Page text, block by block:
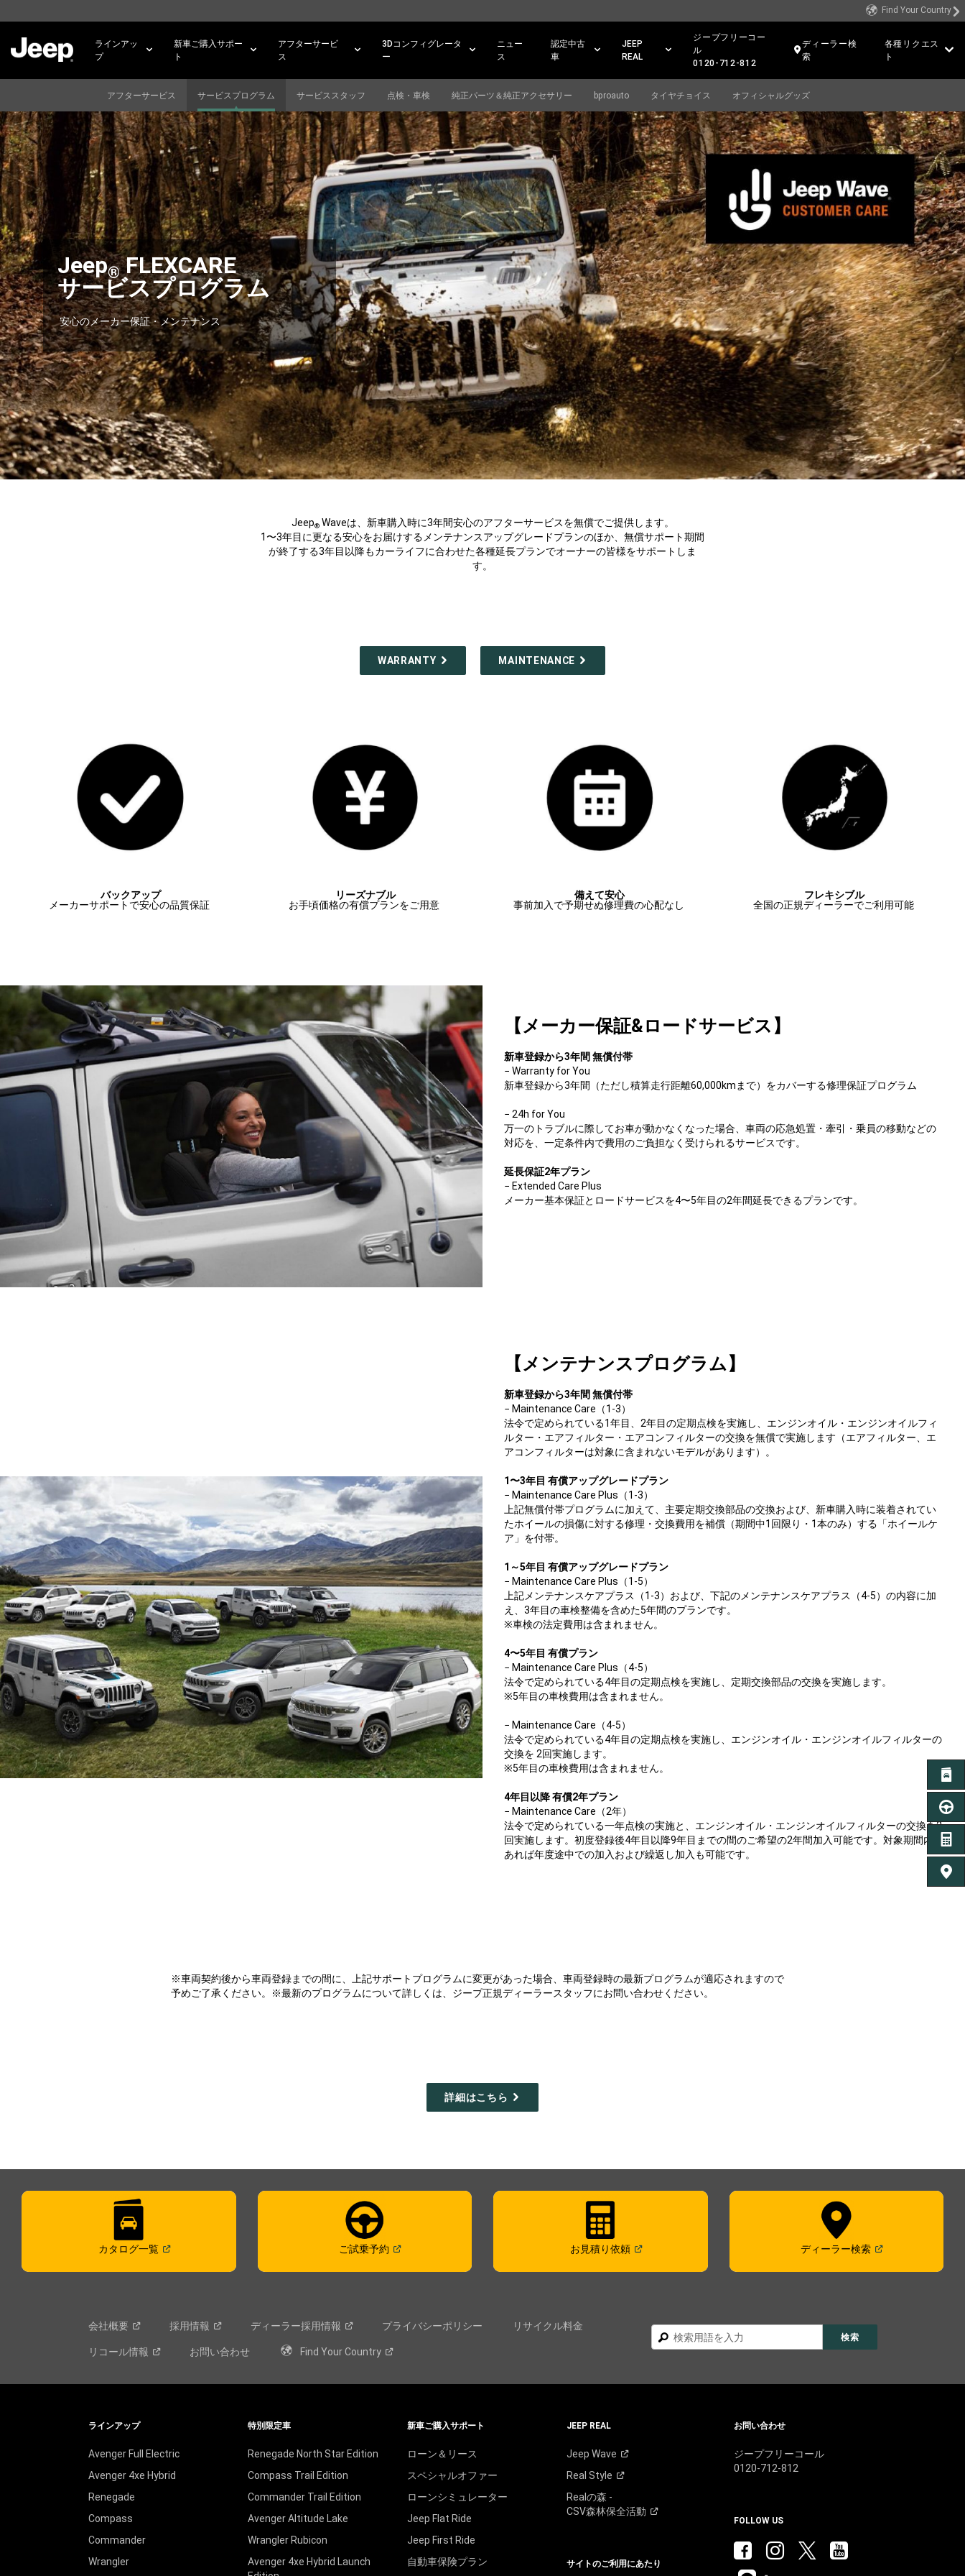
MAIN
Find Your Country
ラインアッ
プ
新車ご購入サポー
ト
アフターサービ
ス
3Dコンフィグレータ
ー
ニュー
ス
認定中古
車
JEEP
REAL
ジープフリーコー
ル
0120-712-812
ディーラー検
索
各種リクエス
ト
アフターサービス サービスプログラム サービススタッフ 点検・車検 純正パーツ＆純正アクセサリー bproauto タイヤチョイス オフィシャルグッズ
SKIP TO
NAVIGATION
Jeep®FLEXCARE
サービスプログラム
安心のメーカー保証・メンテナンス
カタ
ご
ディ
Jeep®Waveは、新車購入時に3年間安心のアフターサービスを無償でご提供します。
1〜3年目に更なる安心をお届けするメンテナンスアップグレードプランのほか、無償サポート期間
が終了する3年目以降もカーライフに合わせた各種延⻑プランでオーナーの皆様をサポートしま
す。
WARRANTY MAINTENANCE
バックアップ
メーカーサポートで安心の品質保証
リーズナブル
お手頃価格の有償プランをご用意
備えて安心
事前加入で予期せぬ修理費の心配なし
フレキシブル
全国の正規ディーラーでご利用可能
【メーカー保証&ロードサービス】
新車登録から3年間 無償付帯
− Warranty for You
新車登録から3年間（ただし積算走行距離60,000kmまで）をカバーする修理保証プログラム
− 24h for You
万一のトラブルに際してお車が動かなくなった場合、車両の応急処置・牽引・乗員の移動などの
対応を、一定条件内で費用のご負担なく受けられるサービスです。
延長保証2年プラン
− Extended Care Plus
メーカー基本保証とロードサービスを4〜5年目の2年間延⻑できるプランです。
【メンテナンスプログラム】
新車登録から3年間 無償付帯
− Maintenance Care（1-3）
法令で定められている1年目、2年目の定期点検を実施し、エンジンオイル・エンジンオイルフィ
ルター・エアフィルター・エアコンフィルターの交換を無償で実施します（エアフィルター、エ
アコンフィルターは対象に含まれないモデルがあります）。
1〜3年目 有償アップグレードプラン
− Maintenance Care Plus（1-3）
上記無償付帯プログラムに加えて、主要定期交換部品の交換および、新車購入時に装着されてい
たホイールの損傷に対する修理・交換費用を補償（期間中1回限り・1本のみ）する「ホイールケ
ア」を付帯。
1～5年目 有償アップグレードプラン
− Maintenance Care Plus（1-5）
上記メンテナンスケアプラス（1-3）および、下記のメンテナンスケアプラス（4-5）の内容に加
え、3年目の車検整備を含めた5年間のプランです。
※車検の法定費用は含まれません。
4〜5年目 有償プラン
− Maintenance Care Plus（4-5）
法令で定められている4年目の定期点検を実施し、定期交換部品の交換を実施します。
※5年目の車検費用は含まれません。
− Maintenance Care（4-5）
法令で定められている4年目の定期点検を実施し、エンジンオイル・エンジンオイルフィルターの
交換を 2回実施します。
※5年目の車検費用は含まれません。
4年目以降 有償2年プラン
− Maintenance Care（2年）
法令で定められている一年点検の実施と、エンジンオイル・エンジンオイルフィルターの交換を2
回実施します。初度登録後4年目以降9年目までの間のご希望の2年間加入可能です。対象期間内で
あれば年度途中での加入および繰返し加入も可能です。
※車両契約後から車両登録までの間に、上記サポートプログラムに変更があった場合、車両登録時の最新プログラムが適応されますので
予めご了承ください。※最新のプログラムについて詳しくは、ジープ正規ディーラースタッフにお問い合わせください。
詳細はこちら
カタログ一覧( Open in a new window ご試乗予約 Open in a new window お見積り依頼( Open in a new window ディーラー検索( Open in a new
会社概要 採用情報 ディーラー採用情報 プライバシーポリシー リサイクル料金
リコール情報 お問い合わせ Find YourCountry
検
索
検索
ラインアップ
Avenger Full Electric
Avenger 4xe Hybrid
Renegade
Compass
Commander
Wrangler
特別限定車
Renegade North Star Edition
Compass Trail Edition
Commander Trail Edition
Avenger Altitude Lake
Wrangler Rubicon
Avenger 4xe Hybrid Launch
新車ご購入サポート
ローン＆リース
スペシャルオファー
ローンシミュレーター
Jeep Flat Ride
Jeep First Ride
自動車保険プラン
JEEP REAL
JeepWave
Real Style
Realの森 -
CSV森林保全活動
サイトのご利用にあたり
お問い合わせ
ジープフリーコール
0120-712-812
FOLLOW US